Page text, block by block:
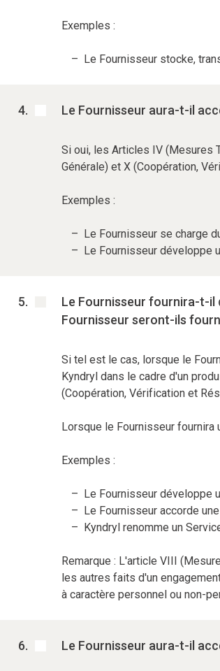
Exemples :
Le Fournisseur stocke,
Le Fournisseur aura-t-il
Si oui, les Articles IV (Mesures
Générale) et X (Coopération,
Exemples :
Le Fournisseur se charge
Le Fournisseur développe
Le Fournisseur fournira-t-il
Fournisseur seront-ils
Si tel est le cas, lorsque le
Kyndryl dans le cadre d'un
(Coopération, Vérification et
Lorsque le Fournisseur
Exemples :
Le Fournisseur développe
Le Fournisseur accorde
Kyndryl renomme un
Remarque : L'article VIII
les autres faits d'un
à caractère personnel ou non-
Le Fournisseur aura-t-il